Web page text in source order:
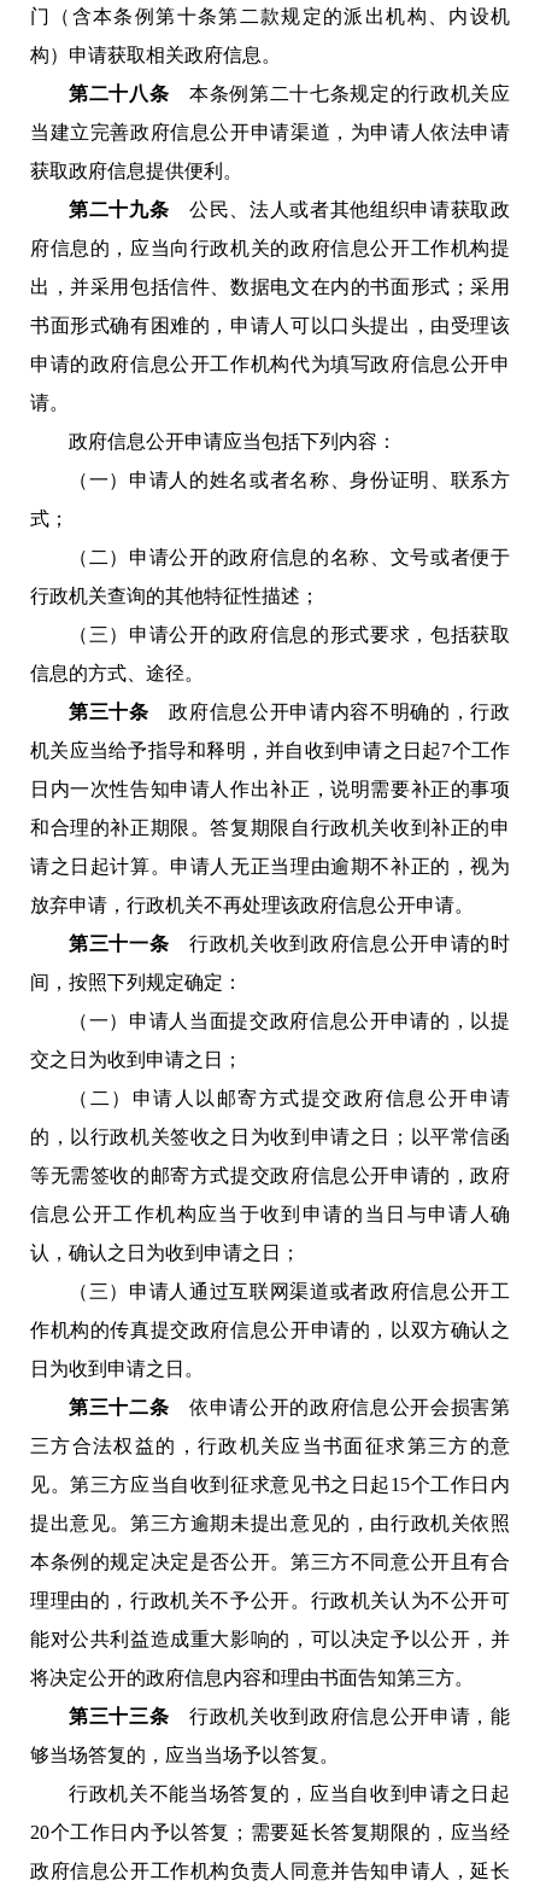
门（含本条例第十条第二款规定的派出机构、内设机
构）申请获取相关政府信息。
第二十八条
本条例第二十七条规定的行政机关应
当建立完善政府信息公开申请渠道，为申请人依法申请
获取政府信息提供便利。
第二十九条 公民、法人或者其他组织申请获取政
府信息的，应当向行政机关的政府信息公开工作机构提
出，并采用包括信件、数据电文在内的书面形式；采用
书面形式确有困难的，申请人可以口头提出，由受理该
申请的政府信息公开工作机构代为填写政府信息公开申
请。
政府信息公开申请应当包括下列内容：
（一）申请人的姓名或者名称、身份证明、联系方
式；
（二）申请公开的政府信息的名称、文号或者便于
行政机关查询的其他特征性描述；
（三）申请公开的政府信息的形式要求，包括获取
信息的方式、途径。
第三十条
政府信息公开申请内容不明确的，行政
机关应当给予指导和释明，并自收到申请之日起7个工作
日内一次性告知申请人作出补正，说明需要补正的事项
和合理的补正期限。答复期限自行政机关收到补正的申
请之日起计算。申请人无正当理由逾期不补正的，视为
放弃申请，行政机关不再处理该政府信息公开申请。
第三十一条
行政机关收到政府信息公开申请的时
间，按照下列规定确定：
（一）申请人当面提交政府信息公开申请的，以提
交之日为收到申请之日；
（二）申请人以邮寄方式提交政府信息公开申请
的，以行政机关签收之日为收到申请之日；以平常信函
等无需签收的邮寄方式提交政府信息公开申请的，政府
信息公开工作机构应当于收到申请的当日与申请人确
认，确认之日为收到申请之日；
（三）申请人通过互联网渠道或者政府信息公开工
作机构的传真提交政府信息公开申请的，以双方确认之
日为收到申请之日。
第三十二条
依申请公开的政府信息公开会损害第
三方合法权益的，行政机关应当书面征求第三方的意
见。第三方应当自收到征求意见书之日起15个工作日内
提出意见。第三方逾期未提出意见的，由行政机关依照
本条例的规定决定是否公开。第三方不同意公开且有合
理理由的，行政机关不予公开。行政机关认为不公开可
能对公共利益造成重大影响的，可以决定予以公开，并
将决定公开的政府信息内容和理由书面告知第三方。
第三十三条
行政机关收到政府信息公开申请，能
够当场答复的，应当当场予以答复。
行政机关不能当场答复的，应当自收到申请之日起
20个工作日内予以答复；需要延长答复期限的，应当经
政府信息公开工作机构负责人同意并告知申请人，延长